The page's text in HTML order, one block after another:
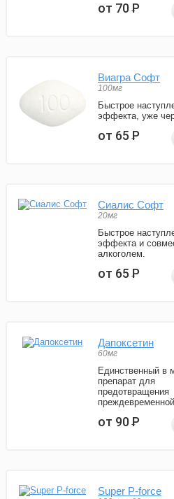
от 70Р
Виагра Софт
100мг
Быстрое
эффекта, уже
от 65Р
Сиалис Софт
20мг
Быстрое
эффекта и
алкоголем.
от 65Р
Дапоксетин
60мг
Единственный в
препарат для
предотвращения
от 90Р
Super P-force